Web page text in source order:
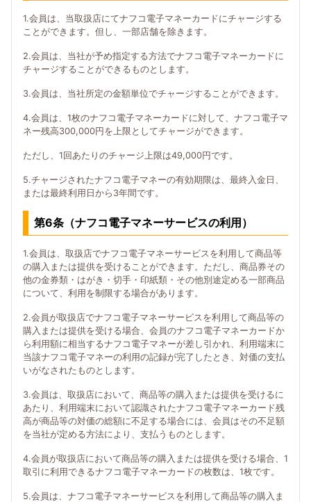
1.会員は、当取扱店にてナフコ電子マネーカードにチャージする
ことができます。但し、一部店舗を除きます。
2.会員は、当社が予め指定する方法でナフコ電子マネーカードに
チャージすることができるものとします。
3.会員は、当社所定の金額単位でチャージすることができます。
4.会員は、1枚のナフコ電子マネーカードに対して、ナフコ電子マ
ネー残高300,000円を上限としてチャージができます。
ただし、1回あたりのチャージ上限は49,000円です。
5.チャージされたナフコ電子マネーの有効期限は、最終入金日、
または最終利用日から3年間です。
第6条（ナフコ電子マネーサービスの利用）
1.会員は、取扱店でナフコ電子マネーサービスを利用して商品等
の購入または提供を受けることができます。ただし、商品券その
他の金券類・はがき・切手・印紙類・その他別途定める一部商品
について、利用を制限する場合があります。
2.会員が取扱店でナフコ電子マネーサービスを利用して商品等の
購入または提供を受ける場合、会員のナフコ電子マネーカードか
ら利用額に相当するナフコ電子マネーが差し引かれ、利用端末に
当該ナフコ電子マネーの利用の記録が完了したとき、対価の支払
いがなされたものとします。
3.会員は、取扱店において、商品等の購入または提供を受けるに
あたり、利用端末において認識されたナフコ電子マネーカード残
高が商品等の対価の総額に不足する場合には、会員はその不足額
を当社が定める方法により、支払うものとします。
4.会員が取扱店において商品等の購入または提供を受ける場合、1
取引に利用できるナフコ電子マネーカードの枚数は、1枚です。
5.会員は、ナフコ電子マネーサービスを利用して商品等の購入ま